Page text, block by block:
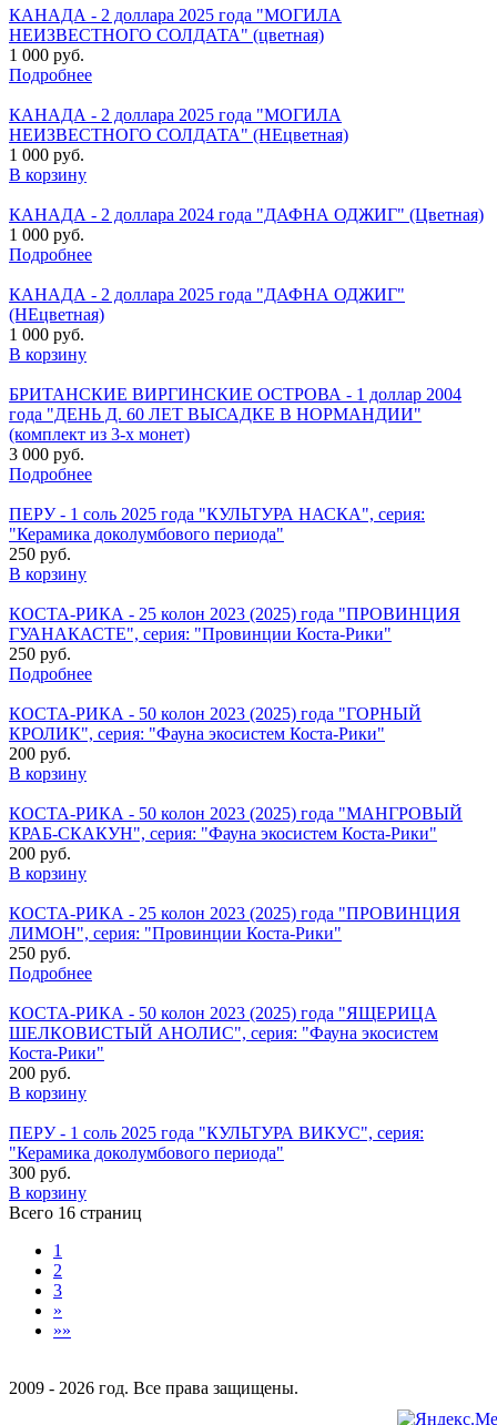
КАНАДА - 2 доллара 2025 года "МОГИЛА
НЕИЗВЕСТНОГО СОЛДАТА" (цветная)
1 000 руб.
Подробнее
КАНАДА - 2 доллара 2025 года "МОГИЛА
НЕИЗВЕСТНОГО СОЛДАТА" (НЕцветная)
1 000 руб.
В корзину
КАНАДА - 2 доллара 2024 года "ДАФНА ОДЖИГ" (Цветная)
1 000 руб.
Подробнее
КАНАДА - 2 доллара 2025 года "ДАФНА ОДЖИГ"
(НЕцветная)
1 000 руб.
В корзину
БРИТАНСКИЕ ВИРГИНСКИЕ ОСТРОВА - 1 доллар 2004
года "ДЕНЬ Д. 60 ЛЕТ ВЫСАДКЕ В НОРМАНДИИ"
(комплект из 3-х монет)
3 000 руб.
Подробнее
ПЕРУ - 1 соль 2025 года "КУЛЬТУРА НАСКА", серия:
"Керамика доколумбового периода"
250 руб.
В корзину
КОСТА-РИКА - 25 колон 2023 (2025) года "ПРОВИНЦИЯ
ГУАНАКАСТЕ", серия: "Провинции Коста-Рики"
250 руб.
Подробнее
КОСТА-РИКА - 50 колон 2023 (2025) года "ГОРНЫЙ
КРОЛИК", серия: "Фауна экосистем Коста-Рики"
200 руб.
В корзину
КОСТА-РИКА - 50 колон 2023 (2025) года "МАНГРОВЫЙ
КРАБ-СКАКУН", серия: "Фауна экосистем Коста-Рики"
200 руб.
В корзину
КОСТА-РИКА - 25 колон 2023 (2025) года "ПРОВИНЦИЯ
ЛИМОН", серия: "Провинции Коста-Рики"
250 руб.
Подробнее
КОСТА-РИКА - 50 колон 2023 (2025) года "ЯЩЕРИЦА
ШЕЛКОВИСТЫЙ АНОЛИС", серия: "Фауна экосистем
Коста-Рики"
200 руб.
В корзину
ПЕРУ - 1 соль 2025 года "КУЛЬТУРА ВИКУС", серия:
"Керамика доколумбового периода"
300 руб.
В корзину
Всего 16 страниц
1
2
3
»
»»
2009 - 2026 год. Все права защищены.